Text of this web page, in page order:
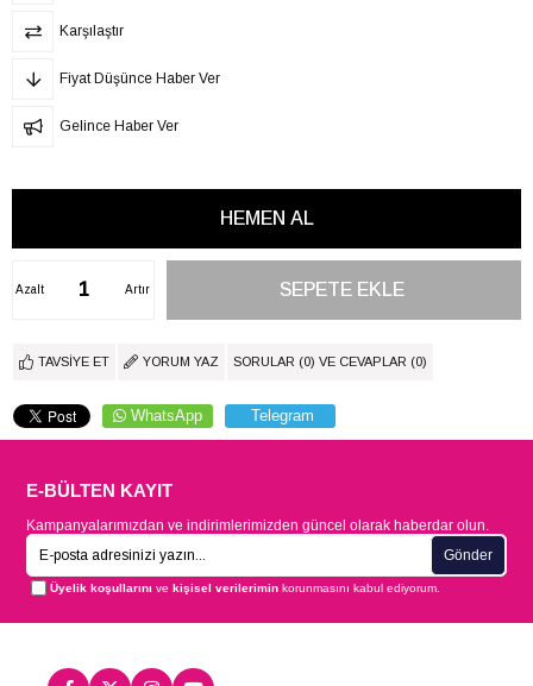
Karşılaştır
Fiyat Düşünce Haber Ver
Gelince Haber Ver
Artır
Azalt
TAVSIYE ET YORUM YAZ SORULAR (0) VE CEVAPLAR (0)
WhatsApp Telegram
E-BÜLTEN KAYIT
Kampanyalarımızdan ve indirimlerimizden güncel olarak haberdar olun.
Gönder
Üyelik koşullarını vekişisel verilerimin korunmasını kabul ediyorum.